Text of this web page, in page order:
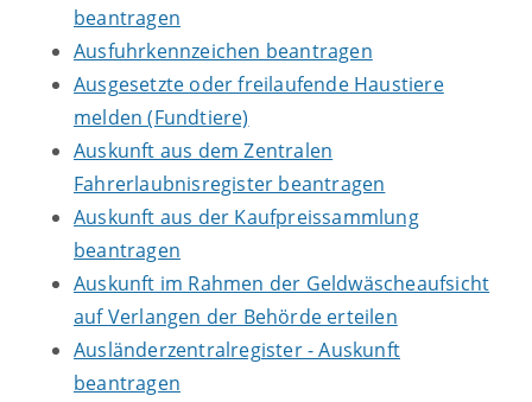
beantragen
Ausfuhrkennzeichen beantragen
Ausgesetzte oder freilaufende Haustiere
melden (Fundtiere)
Auskunft aus dem Zentralen
Fahrerlaubnisregister beantragen
Auskunft aus der Kaufpreissammlung
beantragen
Auskunft im Rahmen der Geldwäscheaufsicht
auf Verlangen der Behörde erteilen
Ausländerzentralregister - Auskunft
beantragen